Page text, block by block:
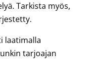
Tarkista myös,
laatimalla
tarjoajan